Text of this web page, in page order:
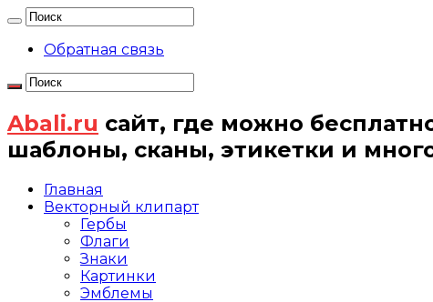
Обратная связь
Abali.ru сайт, где можно
шаблоны, сканы, этикетки и
Главная
Векторный клипарт
Гербы
Флаги
Знаки
Картинки
Эмблемы